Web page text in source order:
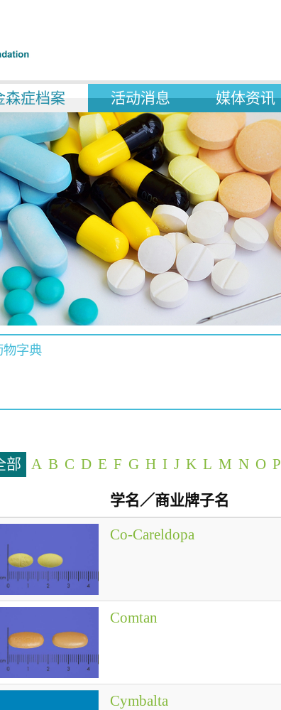
森症档案 活动消息 媒体资讯
物字典
部 A B C D E F G H I J K L M N O P
学名／商业牌子名
Co-Careldopa
Comtan
Cymbalta